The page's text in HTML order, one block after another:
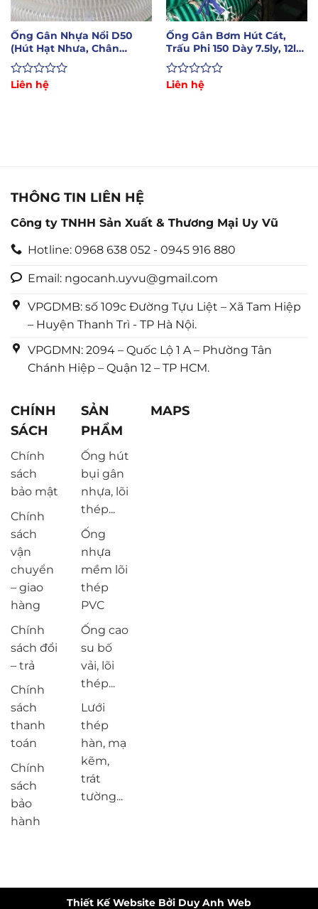
Ống Gân Nhựa Nổi D50
(Hút Hạt Nhưa, Chân
Không, Hút Liệu)
Được
Liên hệ
Ống Gân Bơm Hút Cát,
Trấu Phi 150 Dày 7.5ly, 12ly,
15ly
Được
Liên hệ
THÔNG TIN LIÊN HỆ
Công ty TNHH Sản Xuất & Thương Mại Uy Vũ
Hotline: 0968 638 052 - 0945 916 880
Email: ngocanh.uyvu@gmail.com
VPGDMB: số 109c Đường Tựu Liệt – Xã Tam Hiệp
– Huyện Thanh Trì - TP Hà Nội.
VPGDMN: 2094 – Quốc Lộ 1 A – Phường Tân
Chánh Hiệp – Quận 12 – TP HCM.
CHÍNH
SÁCH
Chính
sách
bảo mật
Chính
sách
vận
chuyển
– giao
hàng
Chính
sách đổi
– trả
Chính
sách
thanh
toán
Chính
sách
bảo
hành
SẢN
PHẨM
Ống hút
bụi gân
nhựa, lõi
thép...
Ống
nhựa
mềm lõi
thép
PVC
Ống cao
su bố
vải, lõi
thép...
Lưới
thép
hàn, mạ
kẽm,
trát
tường...
MAPS
Thiết Kế Website Bởi Duy Anh Web